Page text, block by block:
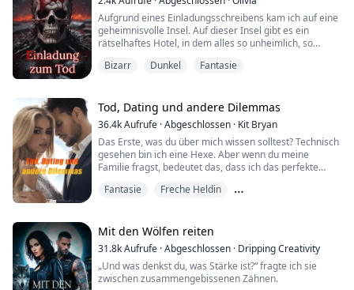
Ich duckte mi...
Aufgrund eines Einladungsschreibens kam ich auf eine
geheimnisvolle Insel. Auf dieser Insel gibt es ein
rätselhaftes Hotel, in dem alles so unheimlich, so
Menschen um mich herum einer nach dem anderen
Bizarr Dunkel Fantasie
Tod, Dating und andere Dilemmas
36.4kAufrufe ·Abgeschlossen · Kit Bryan
Das Erste, was du über mich wissen solltest? Technisch
gesehen bin ich eine Hexe. Aber wenn du meine
Familie fragst, bedeutet das, dass ich das perfekte
seltsamen Ritualen teilnehmen, im
entzückende Hexenbabys zur Erhaltung der Blutlinie
zur Welt b...
Fantasie
Freche Heldin
Mit den Wölfen reiten
31.8kAufrufe ·Abgeschlossen · Dripping Creativity
„Und was denkst du, was Stärke ist?“ fragte ich sie
zwischen zusammengebissenen Zähnen.